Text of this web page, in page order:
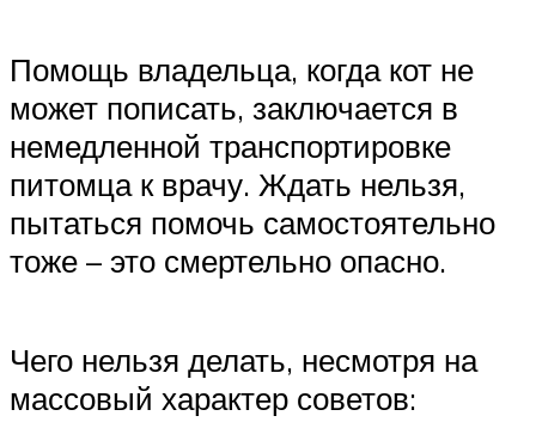
Помощь владельца, когда кот не
может пописать, заключается в
немедленной транспортировке
питомца к врачу. Ждать нельзя,
пытаться помочь самостоятельно
тоже – это смертельно опасно.
Чего нельзя делать, несмотря на
массовый характер советов: